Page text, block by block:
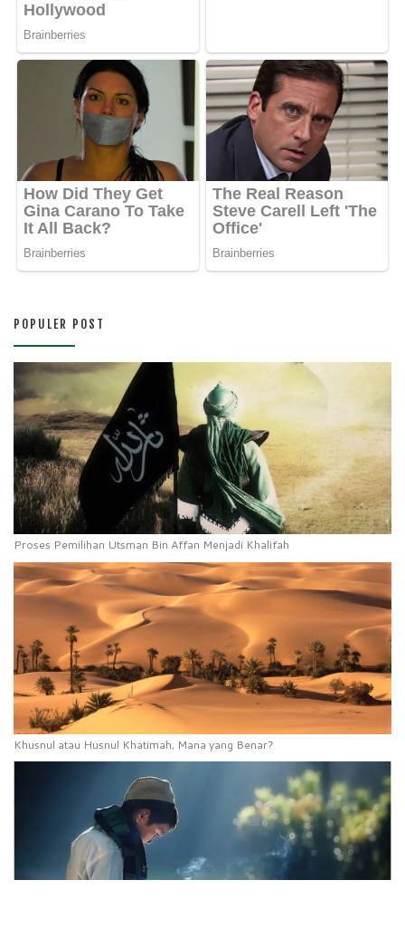
POPULER POST
Proses Pemilihan Utsman Bin Affan Menjadi Khalifah
Khusnul atau Husnul Khatimah, Mana yang Benar?